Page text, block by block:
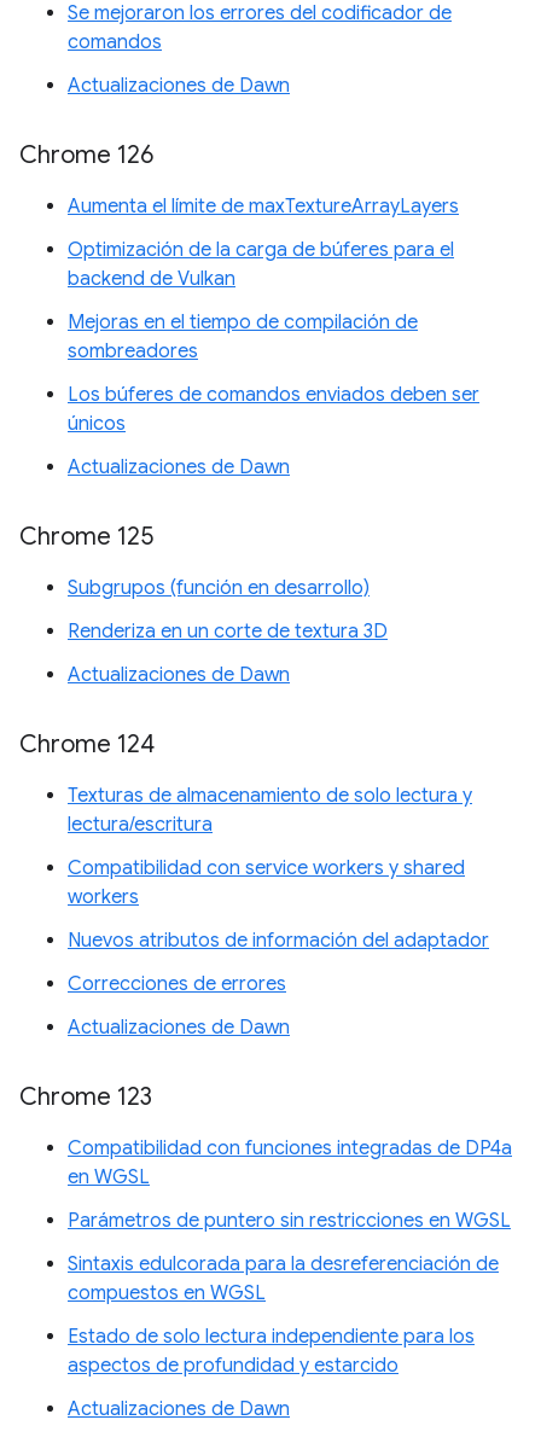
Se mejoraron los errores del codificador de
comandos
Actualizaciones de Dawn
Chrome 126
Aumenta el límite de maxTextureArrayLayers
Optimización de la carga de búferes para el
backend de Vulkan
Mejoras en el tiempo de compilación de
sombreadores
Los búferes de comandos enviados deben ser
únicos
Actualizaciones de Dawn
Chrome 125
Subgrupos (función en desarrollo)
Renderiza en un corte de textura 3D
Actualizaciones de Dawn
Chrome 124
Texturas de almacenamiento de solo lectura y
lectura/escritura
Compatibilidad con service workers y shared
workers
Nuevos atributos de información del adaptador
Correcciones de errores
Actualizaciones de Dawn
Chrome 123
Compatibilidad con funciones integradas de DP4a
en WGSL
Parámetros de puntero sin restricciones en WGSL
Sintaxis edulcorada para la desreferenciación de
compuestos en WGSL
Estado de solo lectura independiente para los
aspectos de profundidad y estarcido
Actualizaciones de Dawn